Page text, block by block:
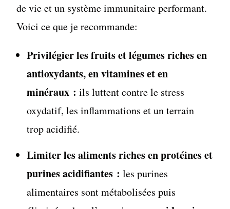
de vie et un système immunitaire performant.
Voici ce que je recommande:
Privilégier les fruits et légumes riches en
antioxydants, en vitamines et en
minéraux : ils luttent contre le stress
oxydatif, les inflammations et un terrain
trop acidifié.
Limiter les aliments riches en protéines et
purines acidifiantes :les purines
alimentaires sont métabolisées puis